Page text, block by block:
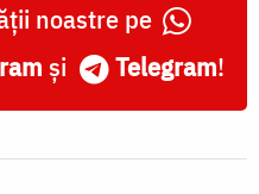
noastre pe
și Telegram!